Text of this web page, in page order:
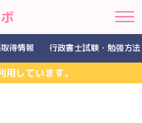
得情報 行政書士試験・勉強方
しています。